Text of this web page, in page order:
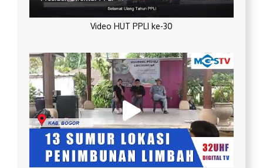
Video HUT PPLI ke-30